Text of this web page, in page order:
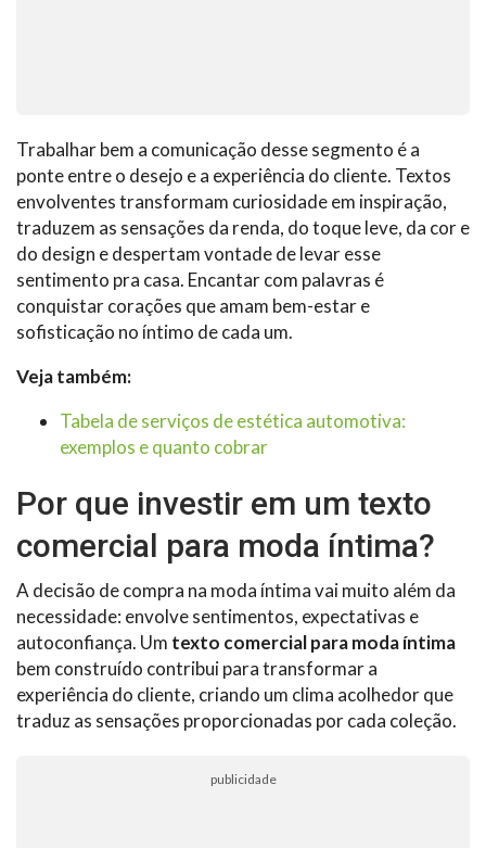
Trabalhar bem a comunicação desse segmento é a
ponte entre o desejo e a experiência do cliente. Textos
envolventes transformam curiosidade em inspiração,
traduzem as sensações da renda, do toque leve, da cor e
do design e despertam vontade de levar esse
sentimento pra casa. Encantar com palavras é
conquistar corações que amam bem-estar e
sofisticação no íntimo de cada um.
Veja também:
Tabela de serviços de estética automotiva:
exemplos e quanto cobrar
Por que investir em um texto
comercial para moda íntima?
A decisão de compra na moda íntima vai muito além da
necessidade: envolve sentimentos, expectativas e
autoconfiança. Um texto comercial para moda íntima
bem construído contribui para transformar a
experiência do cliente, criando um clima acolhedor que
traduz as sensações proporcionadas por cada coleção.
publicidade